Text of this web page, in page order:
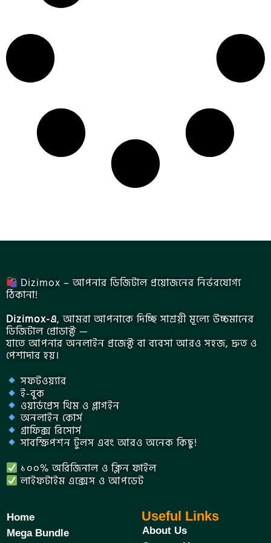
Dizimox – আপনার ডিজিটাল প্রয়োজনের নির্ভরযোগ্য
ঠিকানা!
Dizimox-এ, আমরা আপনাকে দিচ্ছি সাশ্রয়ী মূল্যে উচ্চমানের
ডিজিটাল প্রোডাক্ট —
যাতে আপনার অনলাইন প্রজেক্ট বা ব্যবসা আরও সহজ, দ্রুত ও
পেশাদার হয়।
সফটওয়্যার
ই-বুক
ওয়ার্ডপ্রেস থিম ও প্লাগইন
অনলাইন কোর্স
গ্রাফিক্স রিসোর্স
সাবস্ক্রিপশন টুলস এবং আরও অনেক কিছু!
১০০% অরিজিনাল ও ক্লিন ফাইল
লাইফটাইম এক্সেস ও আপডেট
Home
Mega Bundle
Useful Links
About Us